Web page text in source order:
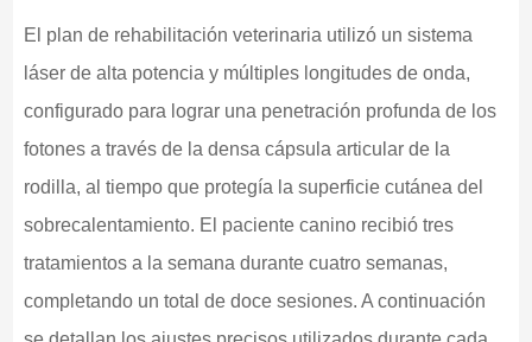
El plan de rehabilitación veterinaria utilizó un sistema
láser de alta potencia y múltiples longitudes de onda,
configurado para lograr una penetración profunda de los
fotones a través de la densa cápsula articular de la
rodilla, al tiempo que protegía la superficie cutánea del
sobrecalentamiento. El paciente canino recibió tres
tratamientos a la semana durante cuatro semanas,
completando un total de doce sesiones. A continuación